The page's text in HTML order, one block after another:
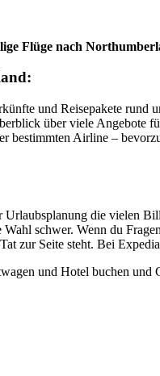
Flüge nach
und Reisepakete
über viele
bestimmten Airline –
die vielen
schwer. Wenn du
zur Seite steht. Bei
und Hotel buchen und